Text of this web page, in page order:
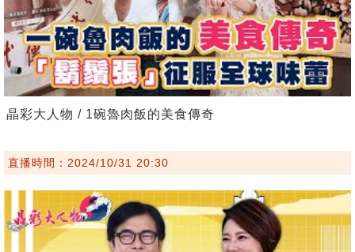
晶彩大人物 / 1碗魯肉飯的美食傳奇
直播時間：2024/10/31 20:30